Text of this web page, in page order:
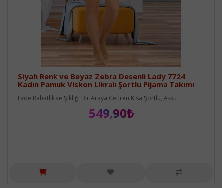
Siyah Renk ve Beyaz Zebra Desenli Lady 7724
Kadın Pamuk Viskon Likralı Şortlu Pijama Takımı
Evde Rahatlık ve Şıklığı Bir Araya Getiren Kısa Şortlu, Askı..
549,90₺